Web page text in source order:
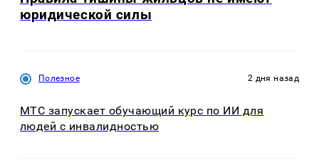
юридической силы
Полезное 2 дня назад
МТС запускает обучающий курс по ИИ для
людей с инвалидностью